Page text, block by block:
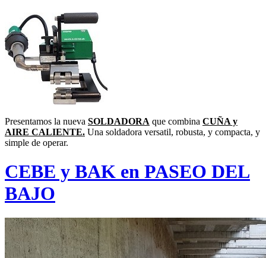
Presentamos la nueva SOLDADORA que combina CUÑA y
AIRE CALIENTE. Una soldadora versatil, robusta, y compacta, y
simple de operar.
CEBE y BAK en PASEO DEL
BAJO